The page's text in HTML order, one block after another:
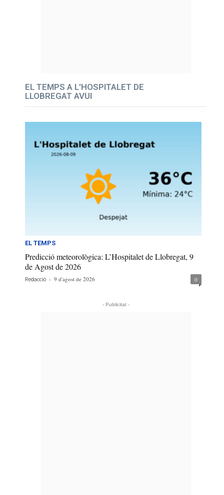
EL TEMPS A L'HOSPITALET DE
LLOBREGAT AVUI
EL TEMPS
Predicció meteorològica: L’Hospitalet de Llobregat, 9
de Agost de 2026
Redacció - 9 d'agost de 2026 0
- Publicitat -